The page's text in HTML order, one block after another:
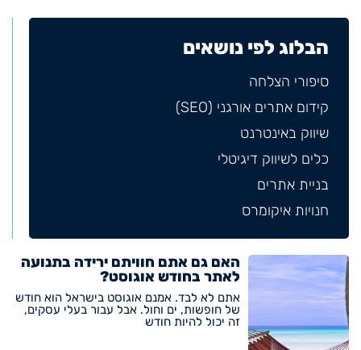
הבלוג לפי נושאים
סיפורי הצלחה
קידום אתרים אורגני (SEO)
שיווק באינטרנט
כלים לשיווק דיגיטלי
בניית אתרים
חנויות איקומרס
האם גם אתם חוויתם ירידה בתנועה
לאתר בחודש אוגוסט?
אתם לא לבד. אמנם אוגוסט בישראל הוא חודש
של חופשות, ים וחול. אבל עבור בעלי עסקים,
זה יכול להיות חודש